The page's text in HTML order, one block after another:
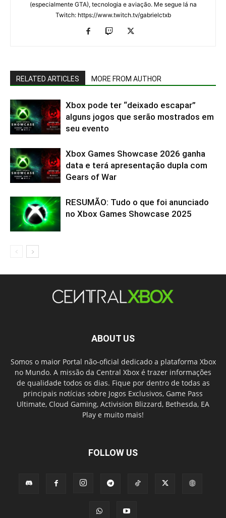
(especialmente GTA), tecnologia e aviação. Me segue lá na
Twitch: https://www.twitch.tv/gabrielctxb
RELATED ARTICLES MORE FROM AUTHOR
Xbox pode ter “deixado escapar”
alguns jogos que serão mostrados em
seu evento
Xbox Games Showcase 2026 ganha
data e terá apresentação dupla com
Gears of War
RESUMÃO: Tudo o que foi anunciado
no Xbox Games Showcase 2025
ABOUT US
Somos o maior Portal não-oficial dedicado a plataforma Xbox
no Mundo. A missão da Central Xbox é trazer informações
de qualidade todos os dias. Fique por dentro de todas as
principais notícias sobre Jogos Exclusivos, Game Pass
Ultimate, Cloud Gaming, Activision Blizzard, Bethesda, EA
Play e muito mais!
FOLLOW US